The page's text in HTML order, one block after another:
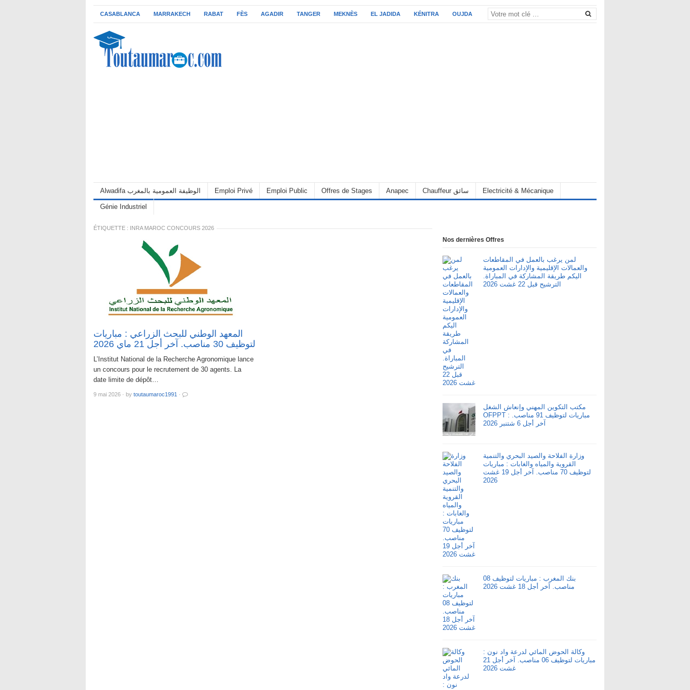
CASABLANCA MARRAKECH RABAT FÈS AGADIR TANGER MEKNÈS EL JADIDA KÉNITRA OUJDA
Alwadifa الوظيفة العمومية بالمغرب Emploi Privé Emploi Public Offres de Stages Anapec Chauffeur سائق Electricité & Mécanique
Génie Industriel
ÉTIQUETTE : INRA MAROC CONCOURS 2026
المعهد الوطني للبحث الزراعي : مباريات
لتوظيف 30 مناصب. آخر أجل 21 ماي 2026
L’Institut National de la Recherche Agronomique lance
un concours pour le recrutement de 30 agents. La
date limite de dépôt…
9 mai 2026 · by toutaumaroc1991 ·
Nos dernières Offres
لمن يرغب بالعمل في المقاطعات
والعمالات الإقليمية والإدارات العمومية
اليكم طريقة المشاركة في المباراة.
الترشيح قبل 22 غشت 2026
مكتب التكوين المهني وإنعاش الشغل
OFPPT : مباريات لتوظيف 91 مناصب.
آخر أجل 6 شتنبر 2026
وزارة الفلاحة والصيد البحري والتنمية
القروية والمياه والغابات : مباريات
لتوظيف 70 مناصب. آخر أجل 19 غشت
2026
بنك المغرب : مباريات لتوظيف 08
مناصب. آخر أجل 18 غشت 2026
وكالة الحوض المائي لدرعة واد نون :
مباريات لتوظيف 06 مناصب. آخر أجل 21
غشت 2026